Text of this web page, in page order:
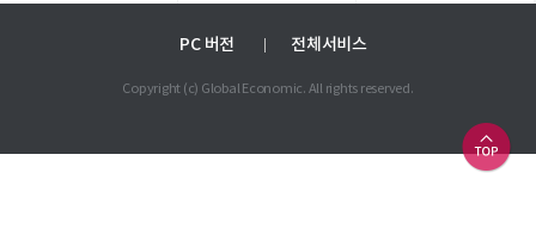
PC 버전 전체서비스
Copyright (c) Global Economic. All rights reserved.